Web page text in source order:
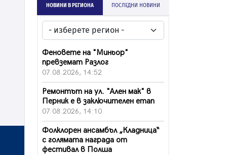
НОВИНИ В РЕГИОНА ПОСЛЕДНИ НОВИНИ
Феновете на "Миньор"
превземат Разлог
07.08.2026, 14:52
Ремонтът на ул. "Ален мак" в
Перник е в заключителен етап
07.08.2026, 14:10
Фолклорен ансамбъл „Кладница“
с голямата награда от
фестивал в Полша